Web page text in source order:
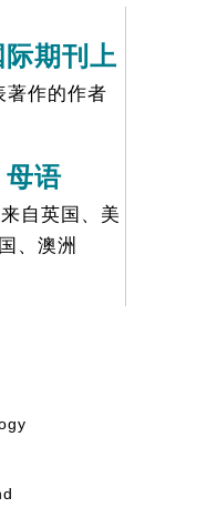
际期刊上
著作的作者
母语
自英国、美
国、澳洲